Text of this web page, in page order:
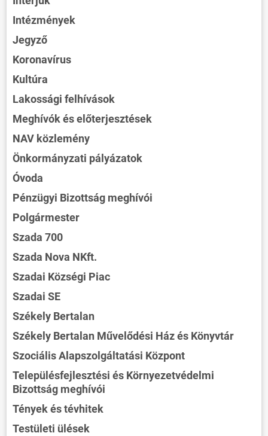
Intézmények
Jegyző
Koronavírus
Kultúra
Lakossági felhívások
Meghívók és előterjesztések
NAV közlemény
Önkormányzati pályázatok
Óvoda
Pénzügyi Bizottság meghívói
Polgármester
Szada 700
Szada Nova NKft.
Szadai Községi Piac
Szadai SE
Székely Bertalan
Székely Bertalan Művelődési Ház és Könyvtár
Szociális Alapszolgáltatási Központ
Településfejlesztési és Környezetvédelmi
Bizottság meghívói
Tények és tévhitek
Testületi ülések